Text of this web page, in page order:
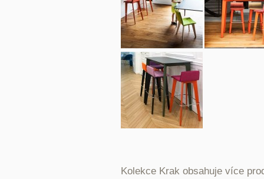
Kolekce Krak obsahuje více